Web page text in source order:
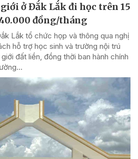
ở Đắk Lắk đi học trên 15
đồng/tháng
Lắk tổ chức họp và thông qua nghị
hỗ trợ học sinh và trường nội trú
đất liền, đồng thời ban hành chính